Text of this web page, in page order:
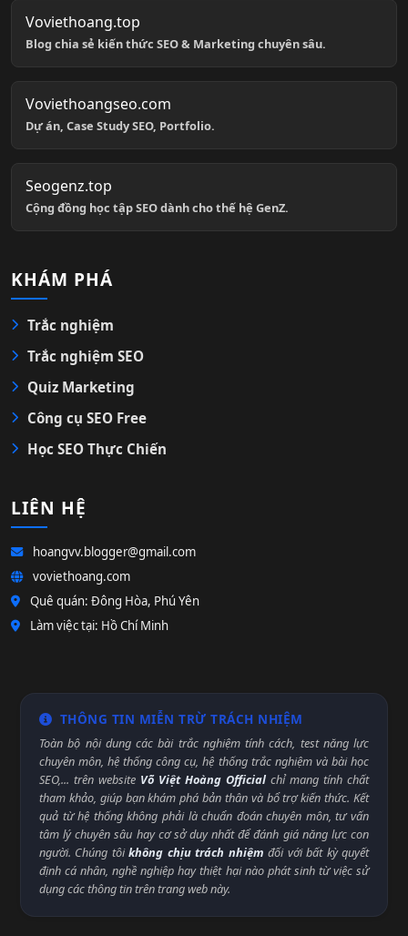
Voviethoang.top
Blog chia sẻ kiến thức SEO & Marketing chuyên sâu.
Voviethoangseo.com
Dự án, Case Study SEO, Portfolio.
Seogenz.top
Cộng đồng học tập SEO dành cho thế hệ GenZ.
KHÁM PHÁ
Trắc nghiệm
Trắc nghiệm SEO
Quiz Marketing
Công cụ SEO Free
Học SEO Thực Chiến
LIÊN HỆ
hoangvv.blogger@gmail.com
voviethoang.com
Quê quán: Đông Hòa, Phú Yên
Làm việc tại: Hồ Chí Minh
THÔNG TIN MIỄN TRỪ TRÁCH NHIỆM
Toàn bộ nội dung các bài trắc nghiệm tính cách, test năng lực
chuyên môn, hệ thống công cụ, hệ thống trắc nghiệm và bài học
SEO,... trên website Võ Việt Hoàng Official chỉ mang tính chất
tham khảo, giúp bạn khám phá bản thân và bổ trợ kiến thức. Kết
quả từ hệ thống không phải là chuẩn đoán chuyên môn, tư vấn
tâm lý chuyên sâu hay cơ sở duy nhất để đánh giá năng lực con
người. Chúng tôikhông chịu trách nhiệm đối với bất kỳ quyết
định cá nhân, nghề nghiệp hay thiệt hại nào phát sinh từ việc sử
dụng các thông tin trên trang web này.